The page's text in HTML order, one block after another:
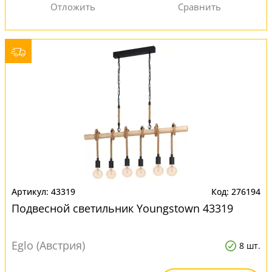
43319 276194
Подвесной светильник Youngstown 43319
Eglo (Австрия) 8 шт.